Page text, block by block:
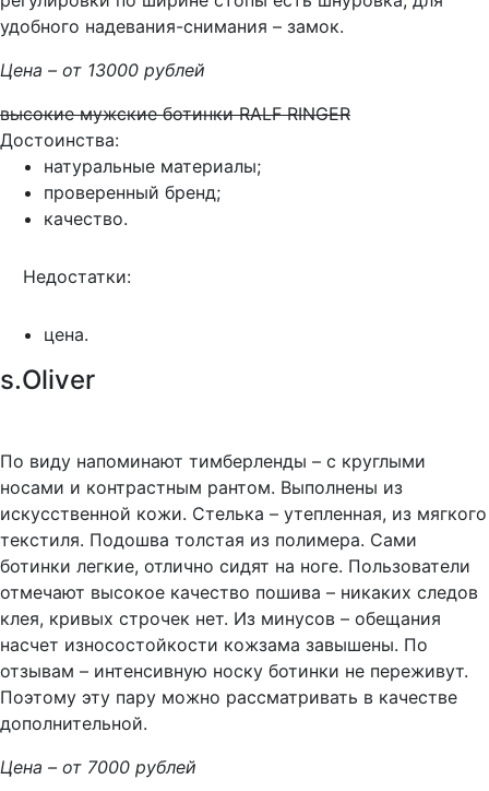
удобного надевания-снимания – замок.
Цена – от 13000 рублей
высокие мужские ботинки RALF RINGER
Достоинства:
натуральные материалы;
проверенный бренд;
качество.
Недостатки:
цена.
s.Oliver
По виду напоминают тимберленды – с круглыми
носами и контрастным рантом. Выполнены из
искусственной кожи. Стелька – утепленная, из мягкого
текстиля. Подошва толстая из полимера. Сами
ботинки легкие, отлично сидят на ноге. Пользователи
отмечают высокое качество пошива – никаких следов
клея, кривых строчек нет. Из минусов – обещания
насчет износостойкости кожзама завышены. По
отзывам – интенсивную носку ботинки не переживут.
Поэтому эту пару можно рассматривать в качестве
дополнительной.
Цена – от 7000 рублей